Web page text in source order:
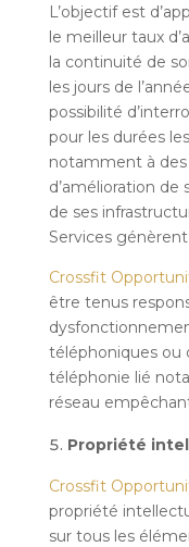
L’objectif est
le meilleur taux
la continuité de
les jours de
possibilité
pour les durées
notamment à
d’amélioration de
de ses
Services
Crossfit
être tenus
téléphoniques ou
téléphonie lié
réseau
Propriété
Crossfit
propriété
sur tous les